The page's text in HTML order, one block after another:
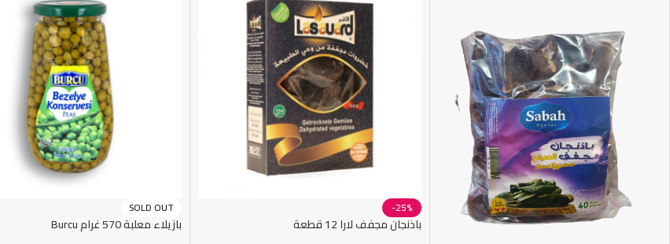
-25%
باذنجان مجفف لارا 12 قطعة
SOLD OUT
بازيلاء معلبة 570 غرام Burcu